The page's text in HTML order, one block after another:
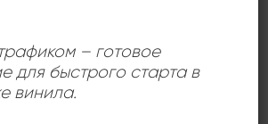
в 1970–1980-х годах. Благодаря
культуре, тонкому слуху
подходу к каждому ученику,
целую плеяду артистов, среди
– готовое
для быстрого старта в
винила.